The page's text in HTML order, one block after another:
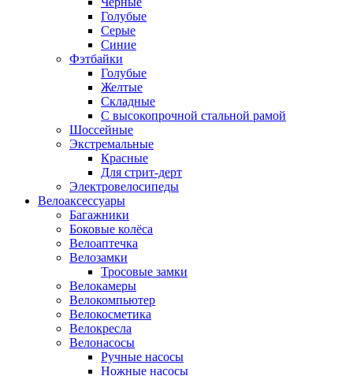
Голубые
Серые
Синие
Фэтбайки
Голубые
Желтые
Складные
С высокопрочной стальной рамой
Шоссейные
Экстремальные
Красные
Для стрит-дерт
Электровелосипеды
Велоаксессуары
Багажники
Боковые колёса
Велоаптечка
Велозамки
Тросовые замки
Велокамеры
Велокомпьютер
Велокосметика
Велокресла
Велонасосы
Ручные насосы
Ножные насосы